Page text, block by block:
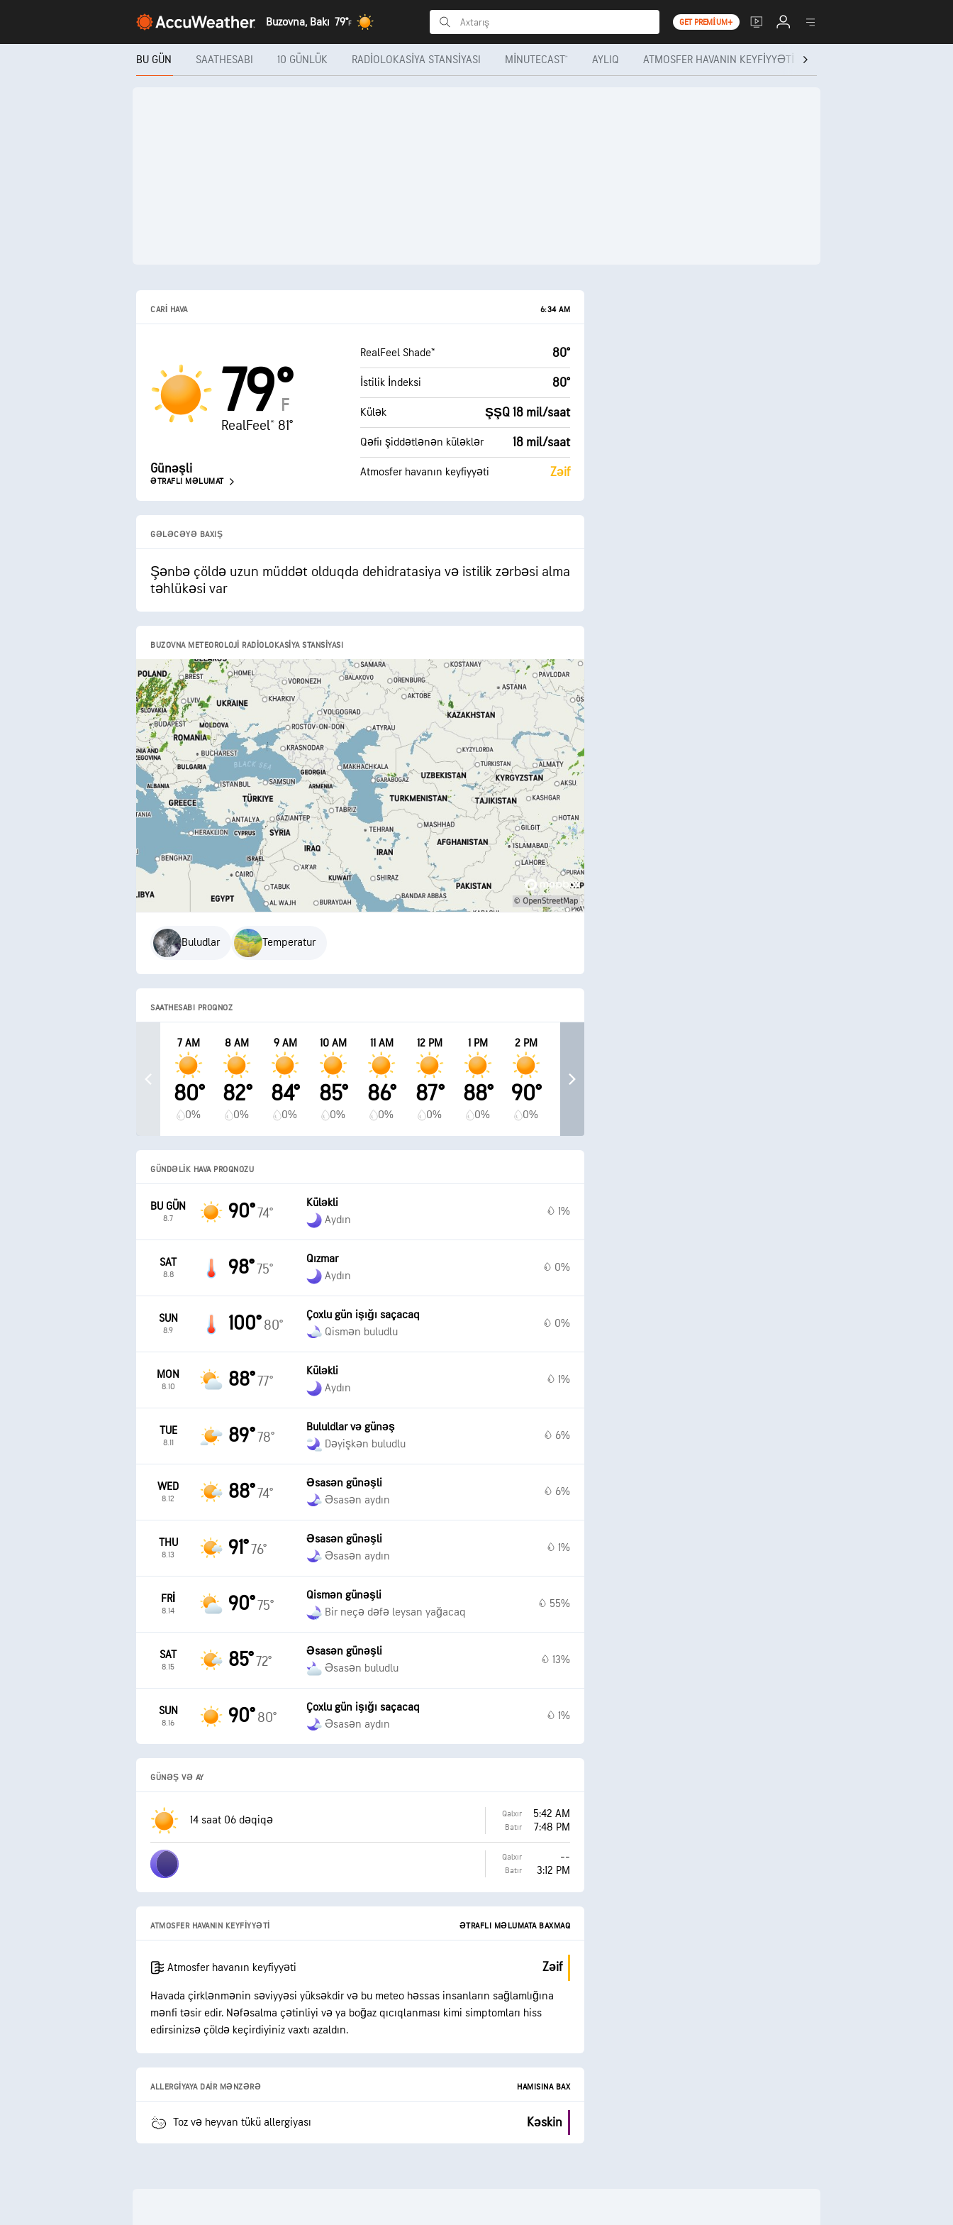
Buzovna, Bakı 79°F GET PREMIUM+
BU GÜN SAATHESABI 10 GÜNLÜK RADIOLOKASIYA STANSIYASI MINUTECAST® AYLIQ ATMOSFER HAVANIN KEYFIYYƏTI
CARI HAVA 6:34 AM
79°
F
RealFeel® 81°
Günəşli
ƏTRAFLI MƏLUMAT
RealFeel Shade™ 80°
İstilik İndeksi 80°
Külək ŞŞQ 18 mil/saat
Qəfiı şiddətlənən küləklər 18 mil/saat
Atmosfer havanın keyfiyyəti Zəif
GƏLƏCƏYƏ BAXIŞ
Şənbə çöldə uzun müddət olduqda dehidratasiya və istilik zərbəsi alma
təhlükəsi var
BUZOVNA METEOROLOJI RADIOLOKASIYA STANSIYASI
Buludlar Temperatur
SAATHESABI PROQNOZ
7 AM
80°
0%
8 AM
82°
0%
9 AM
84°
0%
10 AM
85°
0%
11 AM
86°
0%
12 PM
87°
0%
1 PM
88°
0%
2 PM
90°
0%
GÜNDƏLIK HAVA PROQNOZU
BU GÜN
8.7 90°74°
Küləkli
Aydın
1%
SAT
8.8 98°75°
Qızmar
Aydın
0%
SUN
8.9 100° 80°
Çoxlu gün işığı saçacaq
Qismən buludlu
0%
MON
8.10 88°77°
Küləkli
Aydın
1%
TUE
8.11 89°78°
Bululdlar və günəş
Dəyişkən buludlu
6%
WED
8.12 88°74°
Əsasən günəşli
Əsasən aydın
6%
THU
8.13 91°76°
Əsasən günəşli
Əsasən aydın
1%
FRI
8.14 90°75°
Qismən günəşli
Bir neçə dəfə leysan yağacaq
55%
SAT
8.15 85°72°
Əsasən günəşli
Əsasən buludlu
13%
SUN
8.16 90° 80°
Çoxlu gün işığı saçacaq
Əsasən aydın
1%
GÜNƏŞ VƏ AY
14 saat 06 dəqiqə Qalxır 5:42 AM
Batır 7:48 PM
Qalxır --
Batır 3:12 PM
ATMOSFER HAVANIN KEYFIYYƏTI ƏTRAFLI MƏLUMATA BAXMAQ
Atmosfer havanın keyfiyyəti Zəif
Havada çirklənmənin səviyyəsi yüksəkdir və bu meteo həssas insanların sağlamlığına
mənfi təsir edir. Nəfəsalma çətinliyi və ya boğaz qıcıqlanması kimi simptomları hiss
edirsinizsə çöldə keçirdiyiniz vaxtı azaldın.
ALLERGIYAYA DAIR MƏNZƏRƏ HAMISINA BAX
Toz və heyvan tükü allergiyası Kəskin